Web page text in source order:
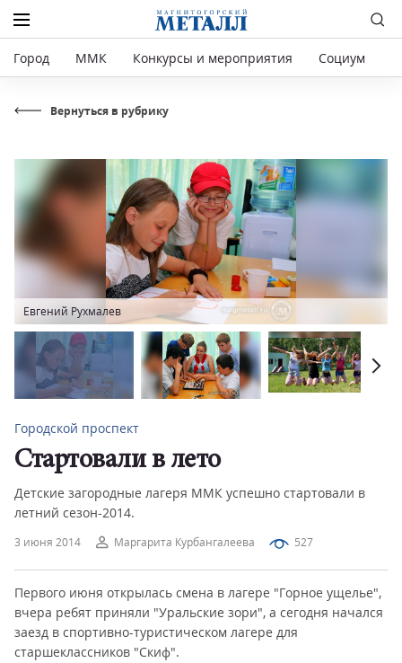
Город ММК Конкурсы и мероприятия Социум
Вернуться в рубрику
3 июня 2014 Маргарита Курбангалеева 527
Городской проспект
Стартовали в лето
Детские загородные лагеря ММК успешно стартовали в
летний сезон-2014.
Евгений Рухмалев
Первого июня открылась смена в лагере "Горное ущелье",
вчера ребят приняли "Уральские зори", а сегодня начался
заезд в спортивно-туристическом лагере для
старшеклассников "Скиф".